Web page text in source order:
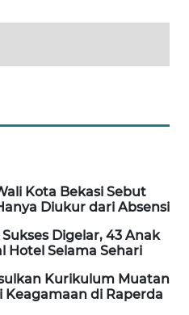
Kota Bekasi Sebut
Diukur dari Absensi
Digelar, 43 Anak
Hotel Selama Sehari
Kurikulum Muatan
Keagamaan di Raperda